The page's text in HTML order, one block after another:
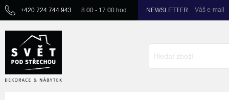
+420 724 744 943 8.00 - 17.00 hod NEWSLETTER Váš e-mail